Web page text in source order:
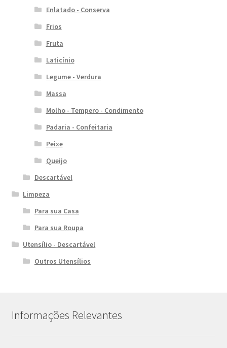
Enlatado - Conserva
Frios
Fruta
Laticínio
Legume - Verdura
Massa
Molho - Tempero - Condimento
Padaria - Confeitaria
Peixe
Queijo
Descartável
Limpeza
Para sua Casa
Para sua Roupa
Utensílio - Descartável
Outros Utensílios
Informações Relevantes